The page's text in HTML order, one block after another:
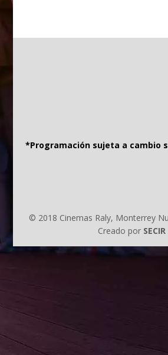
*Programación sujeta a cambio
© 2018 Cinemas Raly, Monterrey
Creado por SECIR